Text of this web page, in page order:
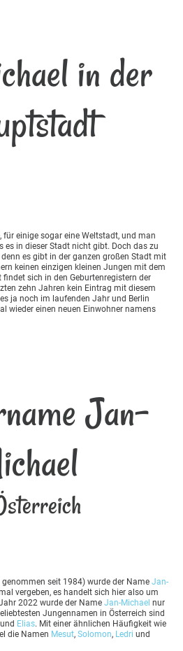
in der
für einige sogar eine Weltstadt, und man
es in dieser Stadt nicht gibt. Doch das zu
es gibt in der ganzen großen Stadt mit
keinen einzigen kleinen Jungen mit dem
findet sich in den Geburtenregistern der
zehn Jahren kein Eintrag mit diesem
ja noch im laufenden Jahr und Berlin
wieder einen neuen Einwohner namens
Jan-
seit 1984) wurde der Name Jan-
vergeben, es handelt sich hier also um
2022 wurde der Name Jan-Michael nur
Jungennamen in Österreich sind
und Elias. Mit einer ähnlichen Häufigkeit wie
die Namen Mesut, Solomon, Ledri und